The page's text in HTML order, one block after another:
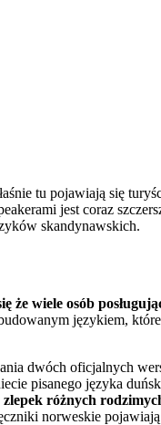
tu pojawiają się
jest coraz
skandynawskich.
wiele osób
językiem,
dwóch oficjalnych
pisanego języka
różnych
norweskie